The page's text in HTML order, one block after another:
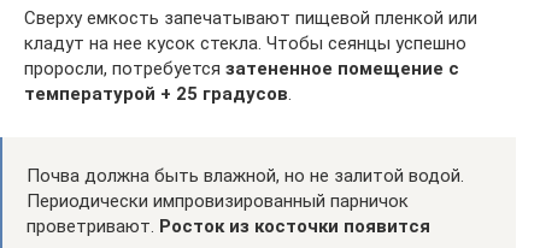
Сверху емкость запечатывают пищевой пленкой или
кладут на нее кусок стекла. Чтобы сеянцы успешно
проросли, потребуется затененное помещение с
температурой + 25 градусов.
Почва должна быть влажной, но не залитой водой.
Периодически импровизированный парничок
проветривают. Росток из косточки появится